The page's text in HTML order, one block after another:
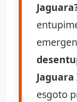
esgoto